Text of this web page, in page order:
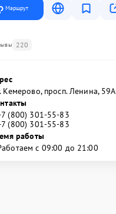
Маршрут
220
Кемерово, просп. Ленина, 59А
(800) 301-55-83
(800) 301-55-83
работы
с 09:00 до 21:00